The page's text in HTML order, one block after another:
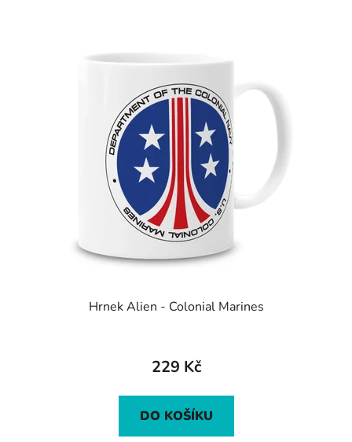
Hrnek Alien - Colonial Marines
229 Kč
DO KOŠÍKU